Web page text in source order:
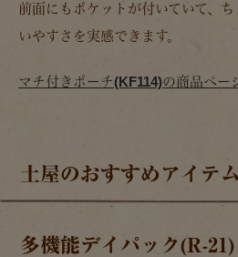
前面にもポケットが付いていて、
いやすさを実感できます。
マチ付きポーチ(KF114)の商品ペー
土屋のおすすめアイテム
多機能デイパック(R-21)